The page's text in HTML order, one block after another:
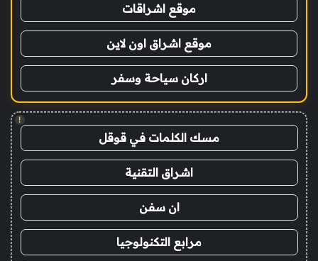
موقع اشراقات
موقع اشراق اون لاين
اركان سياحة وسفر
!
مسك الكلمات في قوقل
اشراق التقنية
ان سفن
مرابع التكنولوجيا